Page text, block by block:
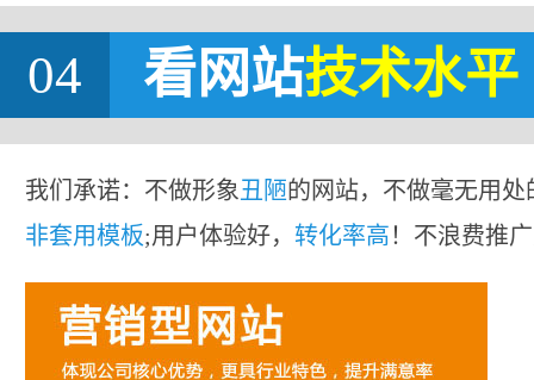
04 看网站技术水平
我们承诺：不做形象丑陋的网站，不做毫无用处
非套用模板;用户体验好， 转化率高！不浪费推